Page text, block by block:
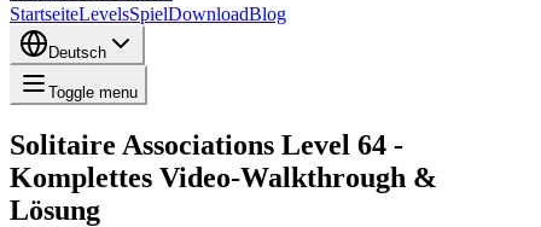
StartseiteLevelsSpielDownloadBlog
Deutsch
Toggle menu
Solitaire Associations Level 64 -
Komplettes Video-Walkthrough &
Lösung